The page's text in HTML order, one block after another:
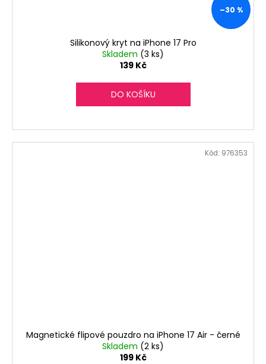
–30 %
Silikonový kryt na iPhone 17 Pro
Skladem (3 ks)
139 Kč
DO KOŠÍKU
Magnetické flipové pouzdro na iPhone 17 Air - černé
Skladem (2 ks)
199 Kč
Kód: 976353